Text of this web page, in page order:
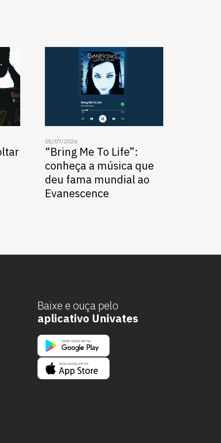
01/07/2026
“Bring Me To Life”:
conheça a música que
deu fama mundial ao
Evanescence
Baixe e ouça pelo
aplicativo Univates